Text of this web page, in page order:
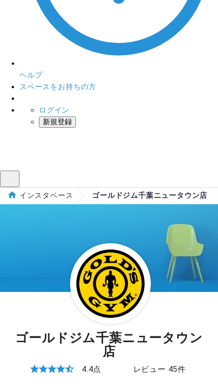
ヘルプ
スペースをお持ちの方
ログイン
新規登録
インスタベース ゴールドジム千葉ニュータウン店
ゴールドジム千葉ニュータウン
店
4.4点 レビュー 45件